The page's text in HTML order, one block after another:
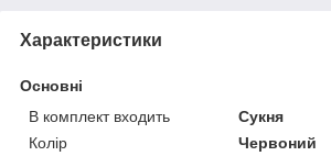
Характеристики
Основні
В комплект входить
Сукня
Колір
Червоний